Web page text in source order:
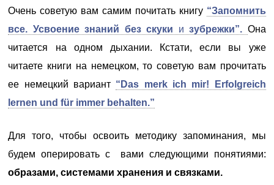
Очень советую вам самим почитать книгу “Запомнить
все. Усвоение знаний без скуки изубрежки”. Она
читается на одном дыхании. Кстати, если вы уже
читаете книги на немецком, то советую вам прочитать
ее немецкий вариант “Das merk ich mir! Erfolgreich
lernen und für immer behalten.”
Для того, чтобы освоить методику запоминания, мы
будем оперировать с вами следующими понятиями:
образами, системами хранения и связками.